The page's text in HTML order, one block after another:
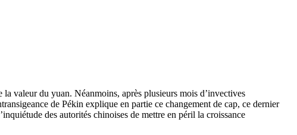
valeur du yuan. Néanmoins, après plusieurs mois d’invectives
de Pékin explique en partie ce changement de cap, ce dernier
des autorités chinoises de mettre en péril la croissance